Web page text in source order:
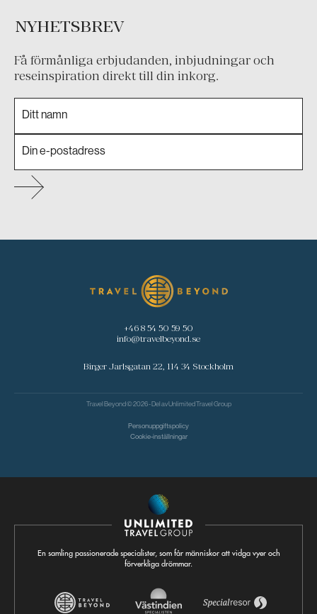
NYHETSBREV
Få förmånliga erbjudanden, inbjudningar och
reseinspiration direkt till din inkorg.
+46 8 54 50 59 50
info@travelbeyond.se
Birger Jarlsgatan 22, 114 34 Stockholm
Travel Beyond © 2026 - Del avUnlimited Travel Group
Personuppgiftspolicy
Cookie-inställningar
En samling passionerade specialister, som får människor att vidga vyer och
förverkliga drömmar.